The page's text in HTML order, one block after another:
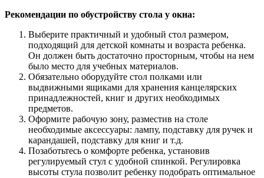
Рекомендации по обустройству стола у окна:
Выберите практичный и удобный стол размером,
подходящий для детской комнаты и возраста ребенка.
Он должен быть достаточно просторным, чтобы на нем
было место для учебных материалов.
Обязательно оборудуйте стол полками или
выдвижными ящиками для хранения канцелярских
принадлежностей, книг и других необходимых
предметов.
Оформите рабочую зону, разместив на столе
необходимые аксессуары: лампу, подставку для ручек и
карандашей, подставку для книг и т.д.
Позаботьтесь о комфорте ребенка, установив
регулируемый стул с удобной спинкой. Регулировка
высоты стула позволит ребенку подобрать оптимальное